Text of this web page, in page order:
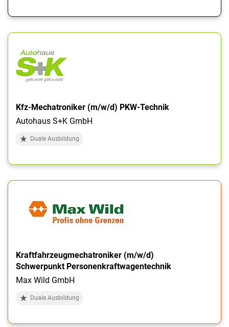
Kfz-Mechatroniker (m/w/d) PKW-Technik
Autohaus S+K GmbH
Duale Ausbildung
Kraftfahrzeugmechatroniker (m/w/d)
Schwerpunkt Personenkraftwagentechnik
Max Wild GmbH
Duale Ausbildung